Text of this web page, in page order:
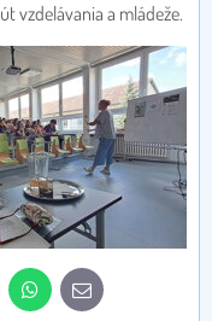
vzdelávania a mládeže.
WhatsApp
E-
mail